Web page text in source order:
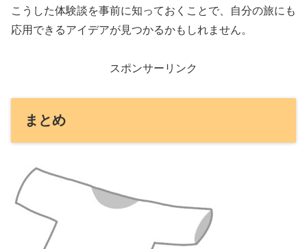
こうした体験談を事前に知っておくことで、自分の旅にも
応用できるアイデアが見つかるかもしれません。
スポンサーリンク
まとめ